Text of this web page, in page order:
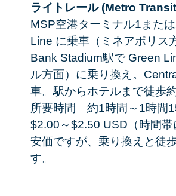
ライトレール (Metro
MSP空港ターミナル1また
Line に乗車（ミネアポリス
Bank Stadium駅で Green
ル方面）に乗り換え。
車。 駅からホテルまで徒歩
所要時間 約1時間～1時間
$2.00～$2.50 USD（時間帯
安価ですが、乗り換えと徒
す。